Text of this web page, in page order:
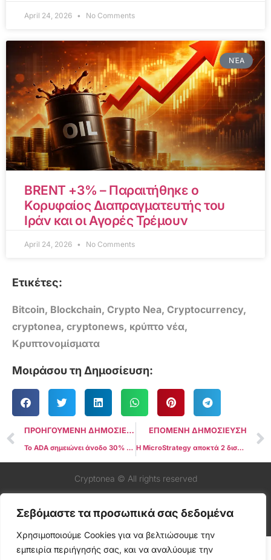
Σεβόμαστε τα προσωπικά σας δεδομένα
Χρησιμοποιούμε Cookies για να βελτιώσουμε την
εμπειρία περιήγησής σας, και να αναλύουμε την
April 24, 2026 No Comments
ΝΈΑ
BRENT +3% – Παραιτήθηκε ο
Κορυφαίος Διαπραγματευτής του
Ιράν και οι Αγορές Τρέμουν
April 24, 2026 No Comments
Ετικέτες:
Bitcoin, Blockchain, Crypto Nea, Cryptocurrency,
cryptonea, cryptonews, κρύπτο νέα,
Κρυπτονομίσματα
Μοιράσου τη Δημοσίευση:
ΠΡΟΗΓΟΥΜΕΝΗ ΔΗΜΟΣΙΕΥΣΗ
Το ADA σημειώνει άνοδο 30% στις εικασίες για συνεργασία Cardano-Trump
ΕΠΟΜΕΝΗ ΔΗΜΟΣΙΕΥΣΗ
Η MicroStrategy αποκτά 2 δισεκατομμύρια δολάρια σε Bitcoin, αυξάνοντας το σύνολο των συμμετοχών στα 23 δισεκατομμύρια δολάρια
Cryptonea © All rights reserved